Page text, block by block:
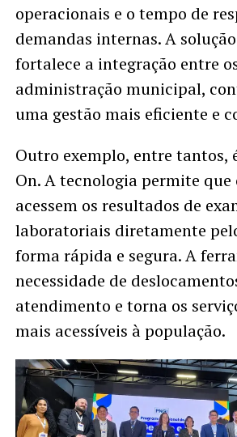
operacionais e o tempo de
demandas internas. A
fortalece a integração entre
administração municipal,
uma gestão mais eficiente e
Outro exemplo, entre tantos,
On. A tecnologia permite que
acessem os resultados de
laboratoriais diretamente
forma rápida e segura. A
necessidade de
atendimento e torna os
mais acessíveis à população.